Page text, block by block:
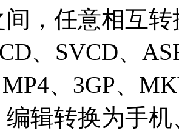
，任意相互
、SVCD、
、3GP、
辑转换为手